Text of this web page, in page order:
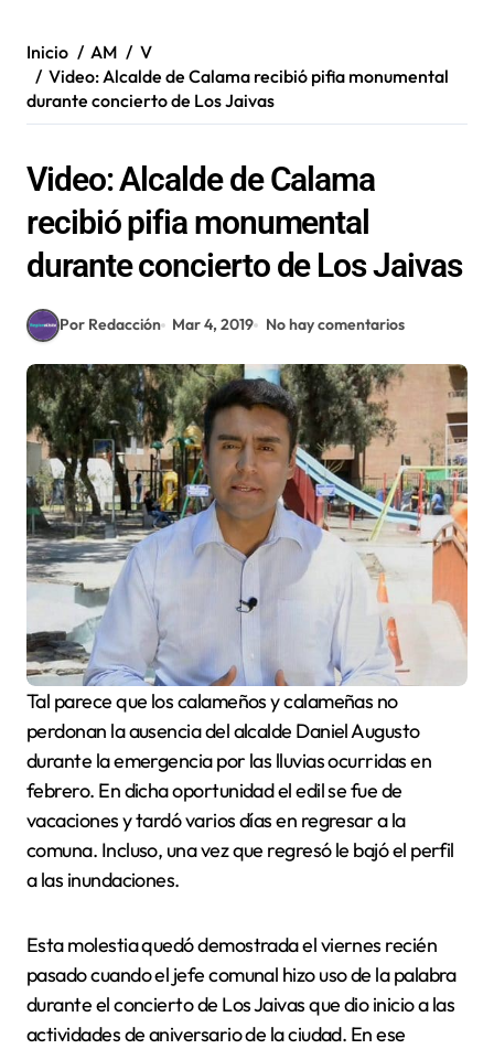
Inicio AM
V
Video: Alcalde de Calama recibió pifia monumental
durante concierto de Los Jaivas
Video: Alcalde de Calama
recibió pifia monumental
durante concierto de Los Jaivas
Por Redacción Mar 4, 2019 No hay comentarios
Tal parece que los calameños y calameñas no
perdonan la ausencia del alcalde Daniel Augusto
durante la emergencia por las lluvias ocurridas en
febrero. En dicha oportunidad el edil se fue de
vacaciones y tardó varios días en regresar a la
comuna. Incluso, una vez que regresó le bajó el perfil
a las inundaciones.
Esta molestia quedó demostrada el viernes recién
pasado cuando el jefe comunal hizo uso de la palabra
durante el concierto de Los Jaivas que dio inicio a las
actividades de aniversario de la ciudad. En ese